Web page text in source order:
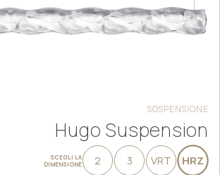
SOSPENSIONE
Hugo Suspension
SCEGLI LA
DIMENSIONE
2 3 VRT HRZ